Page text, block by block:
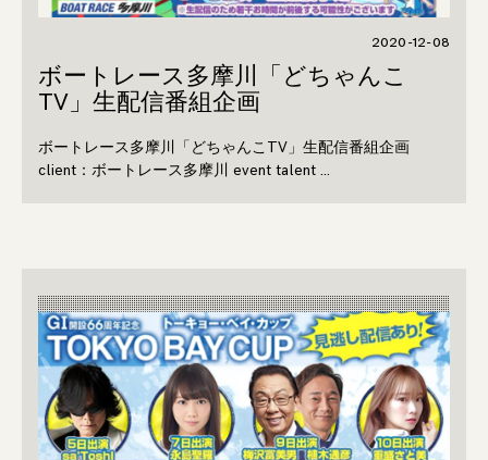
2020-12-08
ボートレース多摩川「どちゃんこ
TV」生配信番組企画
ボートレース多摩川「どちゃんこTV」生配信番組企画
client：ボートレース多摩川 event talent …